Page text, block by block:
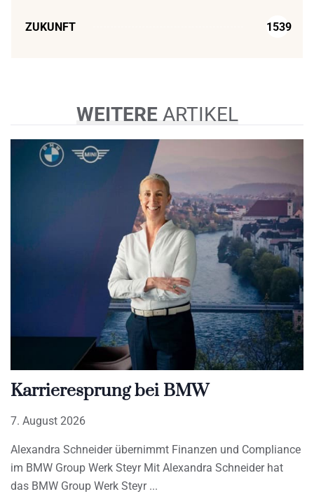
ZUKUNFT 1539
WEITEREARTIKEL
Karrieresprung bei BMW
7. August 2026
Alexandra Schneider übernimmt Finanzen und Compliance
im BMW Group Werk Steyr Mit Alexandra Schneider hat
das BMW Group Werk Steyr